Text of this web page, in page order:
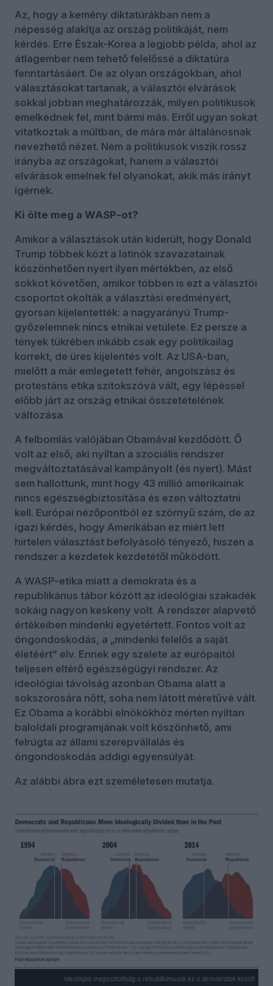
Az, hogy a kemény diktatúrákban nem a
népesség alakítja az ország politikáját, nem
kérdés. Erre Észak-Korea a legjobb példa, ahol az
átlagember nem tehető felelőssé a diktatúra
fenntartásáért. De az olyan országokban, ahol
választásokat tartanak, a választói elvárások
sokkal jobban meghatározzák, milyen politikusok
emelkednek fel, mint bármi más. Erről ugyan sokat
vitatkoztak a múltban, de mára már általánosnak
nevezhető nézet. Nem a politikusok viszik rossz
irányba az országokat, hanem a választói
elvárások emelnek fel olyanokat, akik más irányt
ígérnek.
Ki ölte meg a WASP-ot?
Amikor a választások után kiderült, hogy Donald
Trump többek közt a latinók szavazatainak
köszönhetően nyert ilyen mértékben, az első
sokkot követően, amikor többen is ezt a választói
csoportot okolták a választási eredményért,
gyorsan kijelentették: a nagyarányú Trump-
győzelemnek nincs etnikai vetülete. Ez persze a
tények tükrében inkább csak egy politikailag
korrekt, de üres kijelentés volt. Az USA-ban,
mielőtt a már emlegetett fehér, angolszász és
protestáns etika szitokszóvá vált, egy lépéssel
előbb járt az ország etnikai összetételének
változása.
A felbomlás valójában Obamával kezdődött. Ő
volt az első, aki nyíltan a szociális rendszer
megváltoztatásával kampányolt (és nyert). Mást
sem hallottunk, mint hogy 43 millió amerikainak
nincs egészségbiztosítása és ezen változtatni
kell. Európai nézőpontból ez szörnyű szám, de az
igazi kérdés, hogy Amerikában ez miért lett
hirtelen választást befolyásoló tényező, hiszen a
rendszer a kezdetek kezdetétől működött.
A WASP-etika miatt a demokrata és a
republikánus tábor között az ideológiai szakadék
sokáig nagyon keskeny volt. A rendszer alapvető
értékeiben mindenki egyetértett. Fontos volt az
öngondoskodás, a „mindenki felelős a saját
életéért” elv. Ennek egy szelete az európaitól
teljesen eltérő egészségügyi rendszer. Az
ideológiai távolság azonban Obama alatt a
sokszorosára nőtt, soha nem látott méretűvé vált.
Ez Obama a korábbi elnökökhöz mérten nyíltan
baloldali programjának volt köszönhető, ami
felrúgta az állami szerepvállalás és
öngondoskodás addigi egyensúlyát.
Az alábbi ábra ezt személetesen mutatja.
Ideológiai megosztottság a rebublikánusok és a demokraták között